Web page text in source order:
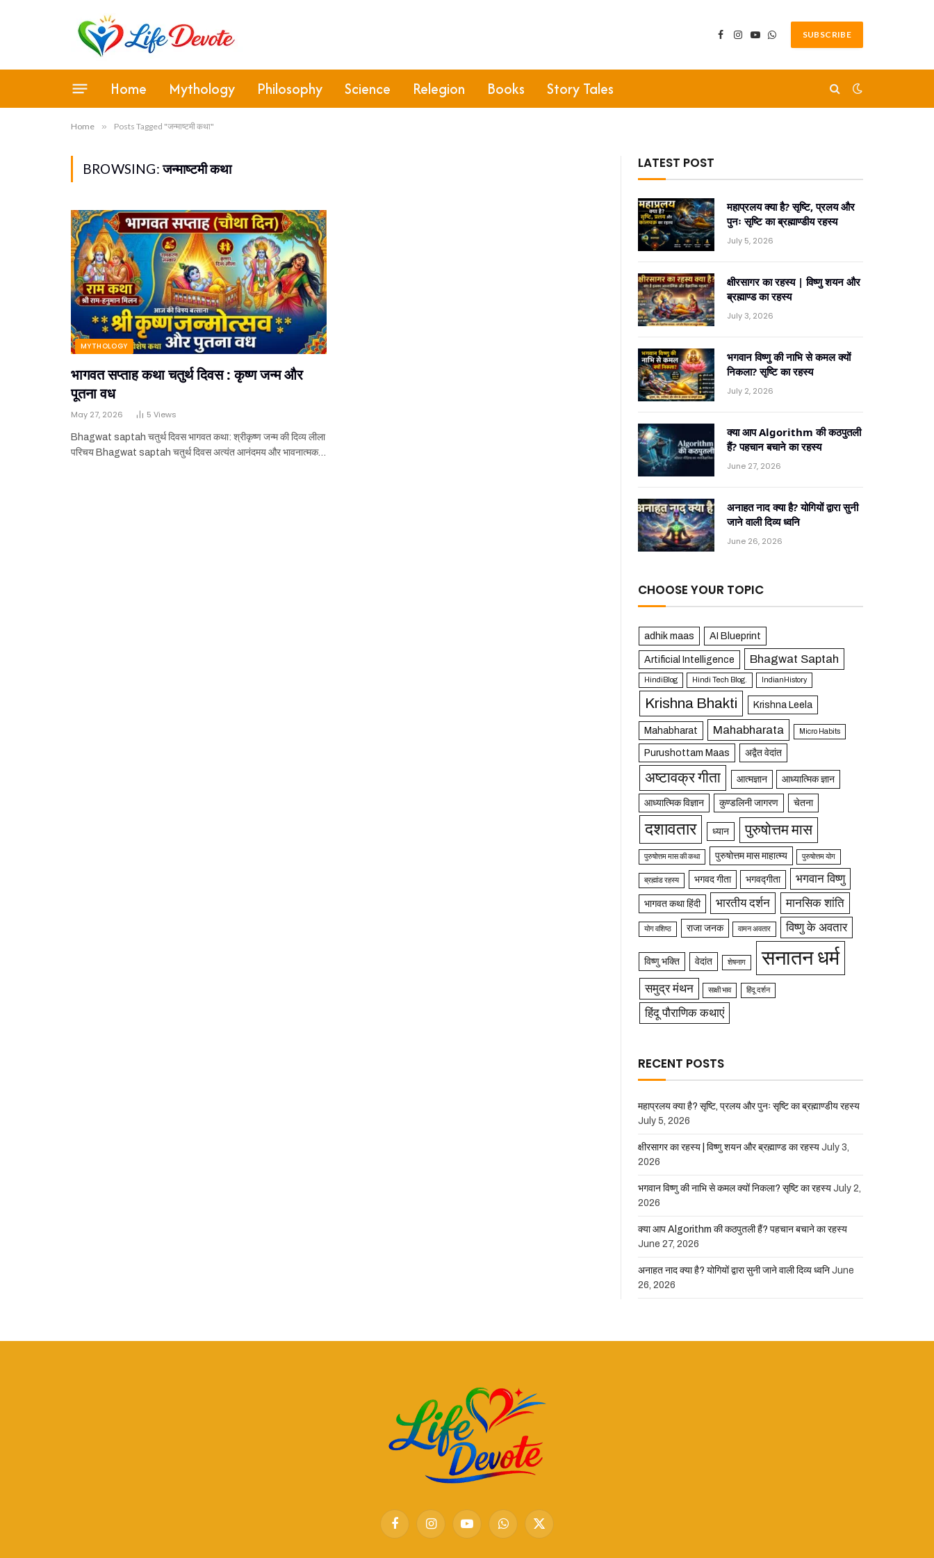
Facebook
Instagram
YouTubeWhatsApp
SUBSCRIBE
Home Mythology Philosophy Science Relegion Books Story Tales
Home » Posts Tagged "जन्माष्टमी कथा"
BROWSING:जन्माष्टमी कथा
MYTHOLOGY
भागवत सप्ताह कथा चतुर्थ दिवस : कृष्ण जन्म और
पूतना वध
May 27, 2026 5 Views
Bhagwat saptah चतुर्थ दिवस भागवत कथा: श्रीकृष्ण जन्म की दिव्य लीला
परिचय Bhagwat saptah चतुर्थ दिवस अत्यंत आनंदमय और भावनात्मक…
LATEST POST
महाप्रलय क्या है? सृष्टि, प्रलय और
पुनः सृष्टि का ब्रह्माण्डीय रहस्य
July 5, 2026
क्षीरसागर का रहस्य | विष्णु शयन और
ब्रह्माण्ड का रहस्य
July 3, 2026
भगवान विष्णु की नाभि से कमल क्यों
निकला? सृष्टि का रहस्य
July 2, 2026
क्या आप Algorithm की कठपुतली
हैं? पहचान बचाने का रहस्य
June 27, 2026
अनाहत नाद क्या है? योगियों द्वारा सुनी
जाने वाली दिव्य ध्वनि
June 26, 2026
CHOOSE YOUR TOPIC
adhik maas AI Blueprint
Artificial Intelligence Bhagwat Saptah
HindiBlog Hindi Tech Blog. IndianHistory
Krishna Bhakti Krishna Leela
Mahabharat Mahabharata Micro Habits
Purushottam Maas अद्वैत वेदांत
अष्टावक्र गीता आत्मज्ञान आध्यात्मिक ज्ञान
आध्यात्मिक विज्ञान कुण्डलिनी जागरण चेतना
दशावतार ध्यान पुरुषोत्तम मास
पुरुषोत्तम मास की कथा पुरुषोत्तम मास माहात्म्य पुरुषोत्तम योग
ब्रह्मांड रहस्य भगवद गीता भगवद्गीता भगवान विष्णु
भागवत कथा हिंदी भारतीय दर्शन मानसिक शांति
योग वशिष्ठ राजा जनक वामन अवतार विष्णु के अवतार
विष्णु भक्ति वेदांत शेषनाग सनातन धर्म
समुद्र मंथन साक्षी भाव हिंदू दर्शन
हिंदू पौराणिक कथाएं
RECENT POSTS
महाप्रलय क्या है? सृष्टि, प्रलय और पुनः सृष्टि का ब्रह्माण्डीय रहस्य
July 5, 2026
क्षीरसागर का रहस्य | विष्णु शयन और ब्रह्माण्ड का रहस्य July 3,
2026
भगवान विष्णु की नाभि से कमल क्यों निकला? सृष्टि का रहस्य July 2,
2026
क्या आप Algorithm की कठपुतली हैं? पहचान बचाने का रहस्य
June 27, 2026
अनाहत नाद क्या है? योगियों द्वारा सुनी जाने वाली दिव्य ध्वनि June
26, 2026
FacebookInstagramYouTubeWhatsApp
X